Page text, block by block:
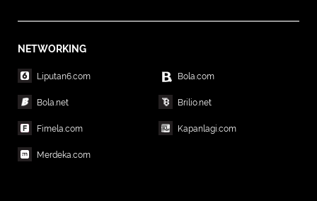
NETWORKING
Liputan6.com Bola.com
Bola.net Brilio.net
Fimela.com Kapanlagi.com
Merdeka.com